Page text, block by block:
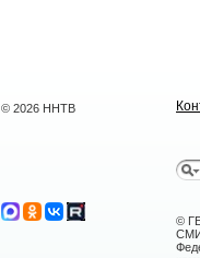
© 2026 ННТВ
©
СМИ